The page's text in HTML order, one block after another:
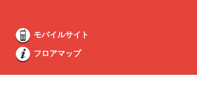
モバイルサイト
フロアマップ